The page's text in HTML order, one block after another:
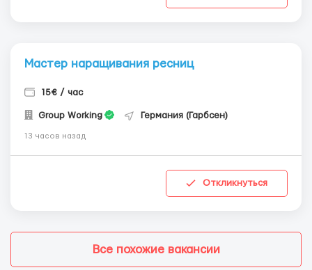
Мастер наращивания ресниц
15€ / час
Group Working Германия (Гарбсен)
13 часов назад
Откликнуться
Все похожие вакансии